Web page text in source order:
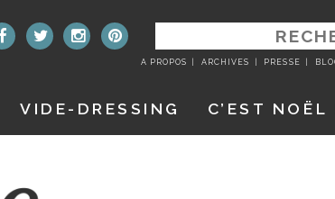
RECHERCHER
:
A PROPOS ARCHIVES PRESSE
VIDE-DRESSING C’EST NOËL